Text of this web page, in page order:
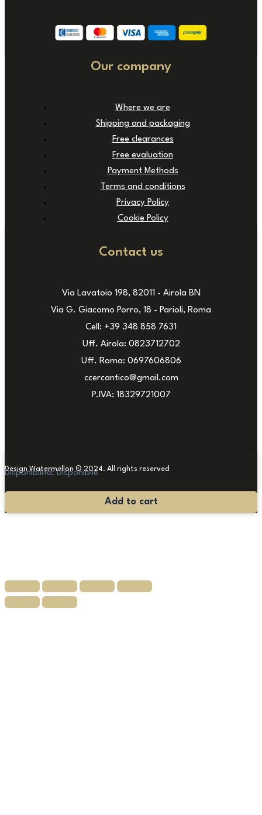
Our company
Where we are
Shipping and packaging
Free clearances
Free evaluation
Payment Methods
Terms and conditions
Privacy Policy
Cookie Policy
Contact us
Via Lavatoio 198, 82011 - Airola BN
Via G. Giacomo Porro, 18 - Parioli, Roma
Cell: +39 348 858 7631
Uff. Airola: 0823712702
Uff. Roma: 0697606806
ccercantico@gmail.com
P.IVA: 18329721007
Design Watermellon © 2024. All rights reserved
Disponibilità: Disponibile
Ritratto
Add to cart